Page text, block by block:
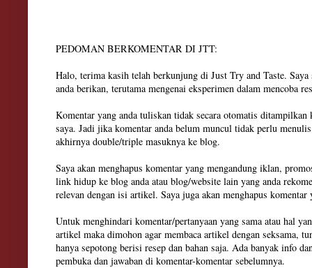
PEDOMAN BERKOMENTAR DI JTT:
Halo, terima kasih telah berkunjung di Just Try and Taste. Saya
anda berikan, terutama mengenai eksperimen dalam mencoba
Komentar yang anda tuliskan tidak secara otomatis ditampilkan
saya. Jadi jika komentar anda belum muncul tidak perlu
akhirnya double/triple masuknya ke blog.
Saya akan menghapus komentar yang mengandung iklan,
link hidup ke blog anda atau blog/website lain yang anda
relevan dengan isi artikel. Saya juga akan menghapus
Untuk menghindari komentar/pertanyaan yang sama atau hal
artikel maka dimohon agar membaca artikel dengan seksama,
hanya sepotong berisi resep dan bahan saja. Ada banyak info
pembuka dan jawaban di komentar-komentar sebelumnya.